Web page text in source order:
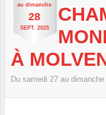
au dimanche
28
SEPT. 2025
À
Du samedi 27 au dimanche